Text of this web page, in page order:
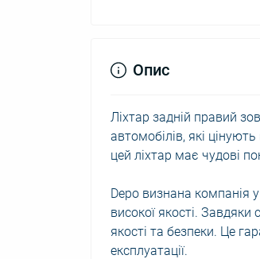
Опис
Ліхтар задній правий
автомобілів, які
цей ліхтар має чудові
Depo визнана компанія
високої якості.
якості та безпеки. Це
експлуатації.